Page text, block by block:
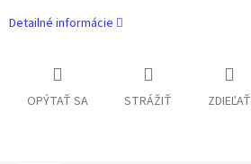
Detailné informácie
OPÝTAŤ SA STRÁŽIŤ ZDIEĽAŤ